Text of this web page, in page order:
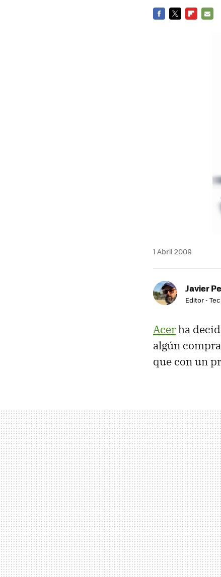
1 Abril 2009
Javier
Editor -
Acerha
algún
que con un